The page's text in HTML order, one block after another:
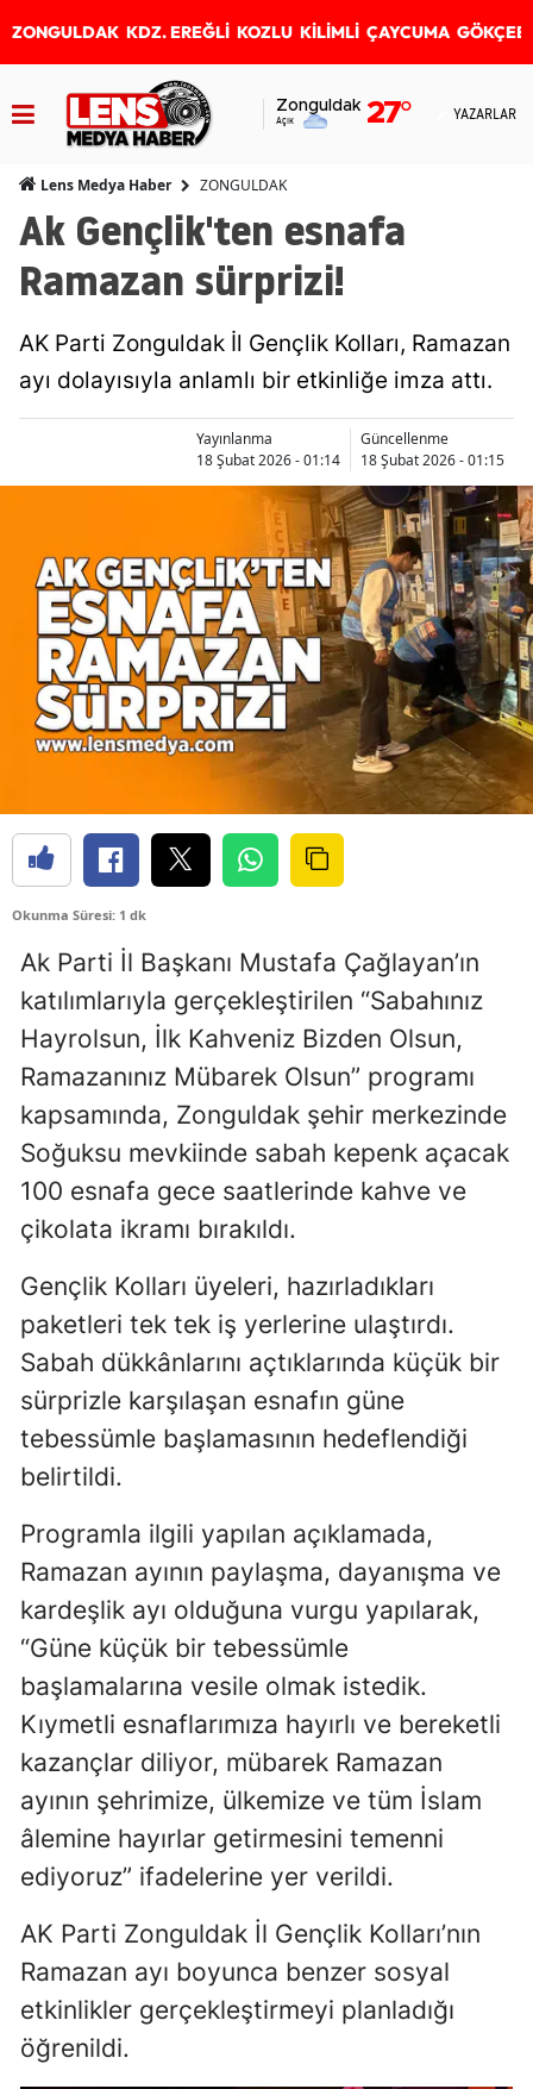
ZONGULDAK KDZ. EREĞLİ KOZLU KİLİMLİ ÇAYCUMA
Zonguldak
Açık 27° YAZARLAR
Lens Medya Haber ZONGULDAK
Ak Gençlik'ten esnafa
Ramazan sürprizi!
AK Parti Zonguldak İl Gençlik Kolları, Ramazan
ayı dolayısıyla anlamlı bir etkinliğe imza attı.
Yayınlanma
18 Şubat 2026 - 01:14
Güncellenme
18 Şubat 2026 - 01:15
Okunma Süresi: 1 dk
Ak Parti İl Başkanı Mustafa Çağlayan’ın
katılımlarıyla gerçekleştirilen “Sabahınız
Hayrolsun, İlk Kahveniz Bizden Olsun,
Ramazanınız Mübarek Olsun” programı
kapsamında, Zonguldak şehir merkezinde
Soğuksu mevkiinde sabah kepenk açacak
100 esnafa gece saatlerinde kahve ve
çikolata ikramı bırakıldı.
Gençlik Kolları üyeleri, hazırladıkları
paketleri tek tek iş yerlerine ulaştırdı.
Sabah dükkânlarını açtıklarında küçük bir
sürprizle karşılaşan esnafın güne
tebessümle başlamasının hedeflendiği
belirtildi.
Programla ilgili yapılan açıklamada,
Ramazan ayının paylaşma, dayanışma ve
kardeşlik ayı olduğuna vurgu yapılarak,
“Güne küçük bir tebessümle
başlamalarına vesile olmak istedik.
Kıymetli esnaflarımıza hayırlı ve bereketli
kazançlar diliyor, mübarek Ramazan
ayının şehrimize, ülkemize ve tüm İslam
âlemine hayırlar getirmesini temenni
ediyoruz” ifadelerine yer verildi.
AK Parti Zonguldak İl Gençlik Kolları’nın
Ramazan ayı boyunca benzer sosyal
etkinlikler gerçekleştirmeyi planladığı
öğrenildi.